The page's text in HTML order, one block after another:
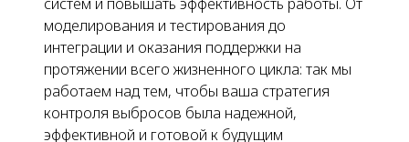
моделирования и тестирования до
интеграции и оказания поддержки на
протяжении всего жизненного цикла: так мы
работаем над тем, чтобы ваша стратегия
контроля выбросов была надежной,
эффективной и готовой к будущим